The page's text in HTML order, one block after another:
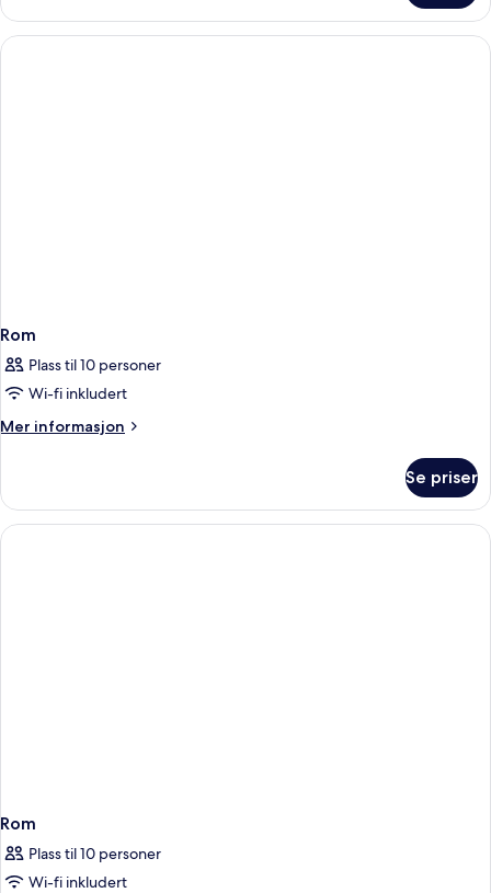
for
person
Rom
Plass til 10 personer
Wi-fi inkludert
Mer informasjon
Mer
Se priser
Rom
Plass til 10 personer
Wi-fi inkludert